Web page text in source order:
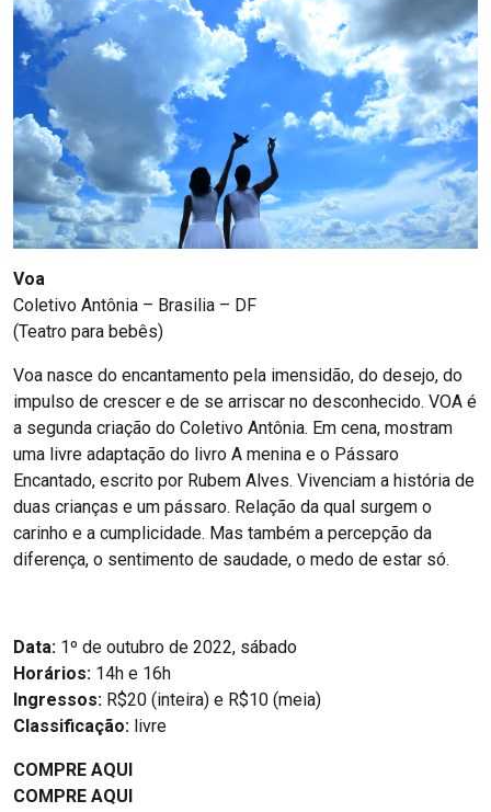
Voa
Coletivo Antônia – Brasilia – DF
(Teatro para bebês)
Voa nasce do encantamento pela imensidão, do desejo, do
impulso de crescer e de se arriscar no desconhecido. VOA é
a segunda criação do Coletivo Antônia.​ Em cena, mostram
uma livre adaptação do livro A menina e o Pássaro
Encantado, escrito por Rubem Alves. Vivenciam a história de
duas crianças e um pássaro. Relação da qual surgem o
carinho e a cumplicidade. Mas também a percepção da
diferença, o sentimento de saudade, o medo de estar só.
Data: 1º de outubro de 2022, sábado
Horários: 14h e 16h
Ingressos: R$20 (inteira) e R$10 (meia)
Classificação: livre
COMPRE AQUI
COMPRE AQUI